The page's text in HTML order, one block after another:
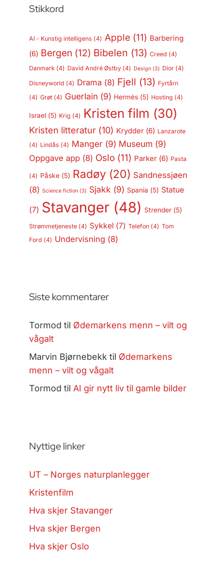
Stikkord
AI - Kunstig intelligens (4) Apple (11) Barbering
(6) Bergen (12) Bibelen (13) Creed (4)
Danmark(4) David André Østby(4) Design(3) Dior(4)
Disneyworld (4) Drama (8) Fjell (13) Fyrtårn
(4) Grøt(4) Guerlain (9) Hermès(5) Hosting (4)
Israel(5) Krig (4) Kristen film (30)
Kristen litteratur(10) Krydder(6) Lanzarote
(4) Lindås (4) Manger(9) Museum (9)
Oppgave app(8) Oslo(11) Parker(6) Pasta
(4) Påske(5) Radøy(20) Sandnessjøen
(8) Science fiction(3) Sjakk (9) Spania (5) Statue
(7) Stavanger(48) Strender(5)
Strømmetjeneste(4) Sykkel (7) Telefon(4) Tom
Ford (4) Undervisning (8)
Siste kommentarer
Tormod til Ødemarkens menn – vilt og
vågalt
Marvin Bjørnebekktil Ødemarkens
menn – vilt og vågalt
Tormod til AI gir nytt liv til gamle bilder
Nyttige linker
UT – Norges naturplanlegger
Kristenfilm
Hva skjer Stavanger
Hva skjer Bergen
Hva skjer Oslo